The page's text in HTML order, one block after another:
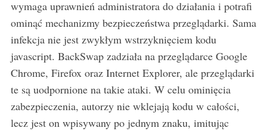
wymaga uprawnień administratora do działania i potrafi
ominąć mechanizmy bezpieczeństwa przeglądarki. Sama
infekcja nie jest zwykłym wstrzyknięciem kodu
javascript. BackSwap zadziała na przeglądarce Google
Chrome, Firefox oraz Internet Explorer, ale przeglądarki
te są uodpornione na takie ataki. W celu ominięcia
zabezpieczenia, autorzy nie wklejają kodu w całości,
lecz jest on wpisywany po jednym znaku, imitując